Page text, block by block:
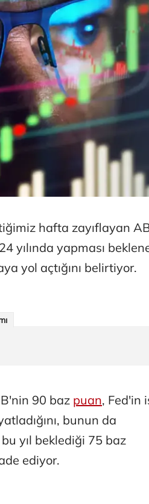
hafta zayıflayan
yılında yapması
yol açtığını belirtiyor.
90 baz puan, Fed'in
bunun da
yıl beklediği 75 baz
ediyor.